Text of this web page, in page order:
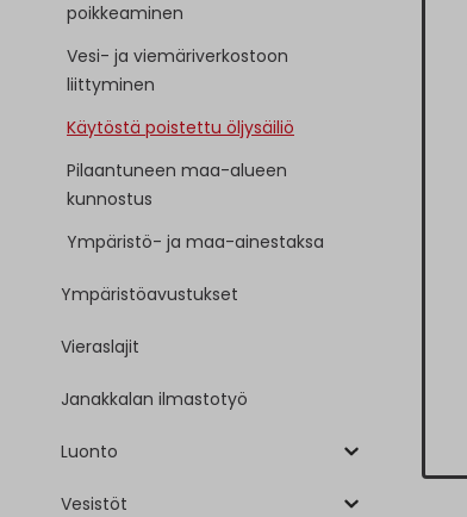
poikkeaminen
Vesi- ja viemäriverkostoon
liittyminen
Käytöstä poistettu öljysäiliö
Pilaantuneen maa-alueen
kunnostus
Ympäristö- ja maa-ainestaksa
Ympäristöavustukset
Vieraslajit
Janakkalan ilmastotyö
Luonto
Vesistöt